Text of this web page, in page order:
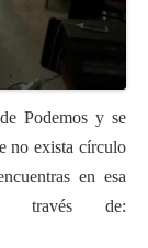
Podemos y se
no exista círculo
en esa
través de: